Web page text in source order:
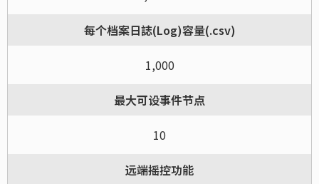
每个档案日誌(Log)容量(.csv)
1,000
最大可设事件节点
10
远端摇控功能